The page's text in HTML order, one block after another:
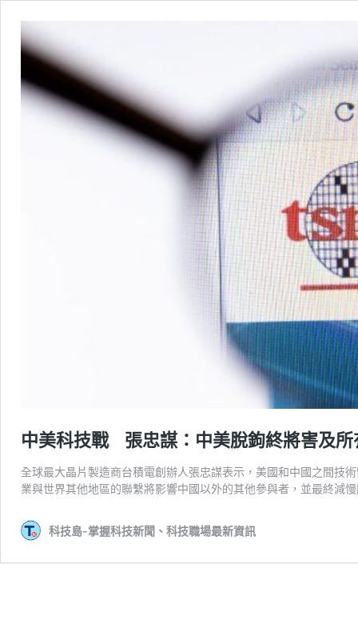
中美科技戰 張忠謀：中美脫鉤終將害及所
全球最大晶片製造商台積電創辦人張忠謀表示，美國和中國之間技
業與世界其他地區的聯繫將影響中國以外的其他參與者，並最終減
科技島-掌握科技新聞、科技職場最新資訊